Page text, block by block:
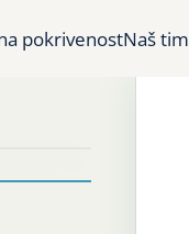
pokrivenostNaš tim